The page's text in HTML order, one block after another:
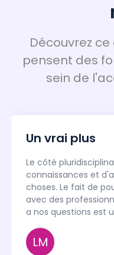
Découvrez
pensent des
sein de
Un vrai plus
Le côté
connaissances et
choses. Le fait de
avec des
a nos questions est
LM